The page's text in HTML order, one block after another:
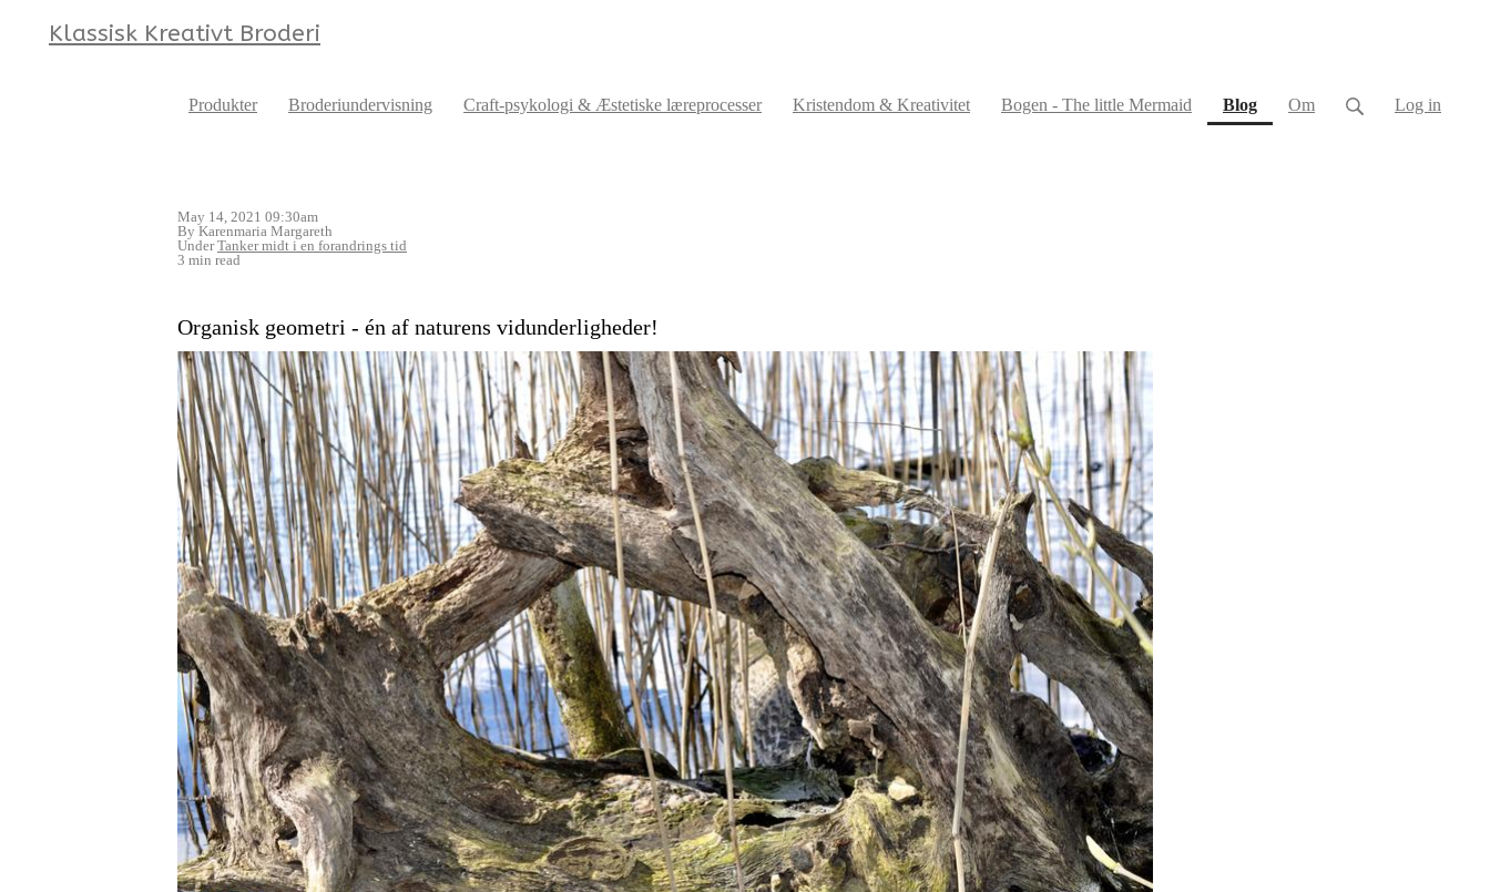
Klassisk Kreativt Broderi
Produkter Broderiundervisning Craft-psykologi & Æstetiske læreprocesser Kristendom & Kreativitet Bogen - The little Mermaid Blog(current)
Om Log in
May 14, 2021 09:30am
By Karenmaria Margareth
UnderTanker midt i en forandrings tid
3 min read
Organisk geometri - én af naturens vidunderligheder!